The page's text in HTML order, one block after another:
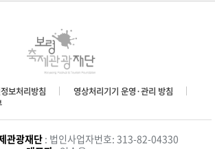
보처리방침
영상처리기기 운영·관리 방침
관광재단: 법인사업자번호: 313-82-04330